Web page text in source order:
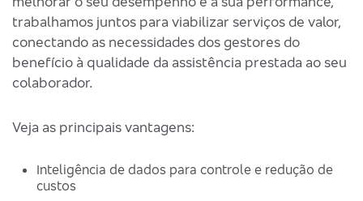
trabalhamos juntos para viabilizar serviços de valor,
conectando as necessidades dos gestores do
benefício à qualidade da assistência prestada ao seu
colaborador.
Veja as principais vantagens:
Inteligência de dados para controle e redução de
custos